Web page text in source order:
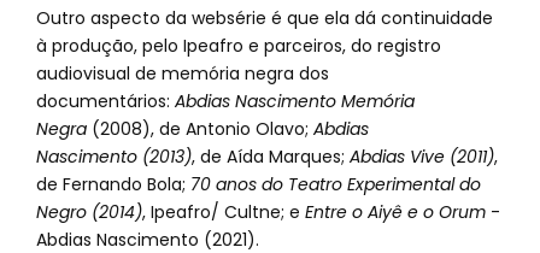
Outro aspecto da websérie é que ela dá continuidade
à produção, pelo Ipeafro e parceiros, do registro
audiovisual de memória negra dos
documentários: Abdias Nascimento Memória
Negra (2008), de Antonio Olavo; Abdias
Nascimento (2013), de Aída Marques; Abdias Vive (2011),
de Fernando Bola; 70 anos do Teatro Experimental do
Negro (2014), Ipeafro/ Cultne; e Entre o Aiyê e o Orum -
Abdias Nascimento (2021).